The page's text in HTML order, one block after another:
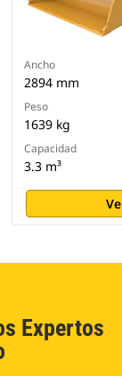
Ancho
2894 mm
Peso
1639 kg
Capacidad
3.3 m³
Expertos